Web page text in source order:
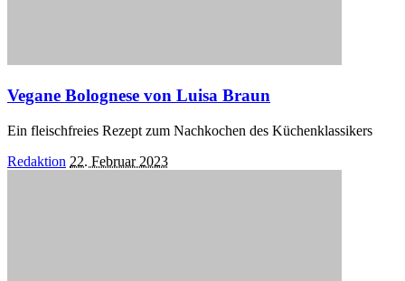
Vegane Bolognese von Luisa Braun
Ein fleischfreies Rezept zum Nachkochen des Küchenklassikers
Posted
Redaktion 22. Februar 2023